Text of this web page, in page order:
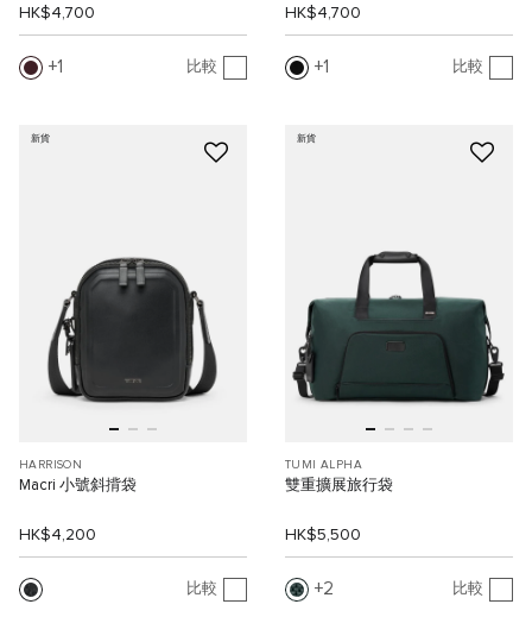
HK$4,700
1 比較
HK$4,700
1 比較
新貨
HARRISON
Macri 小號斜揹袋
HK$4,200
比較
新貨
TUMI ALPHA
雙重擴展旅行袋
HK$5,500
2 比較